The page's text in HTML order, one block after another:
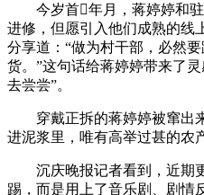
今岁首年月，蒋婷婷和驻
进修，但愿引入他们成熟的线
分享道：“做为村干部，必然
货。”这句话给蒋婷婷带来了
去尝尝”。
穿戴正拆的蒋婷婷被窜出来
进泥浆里，唯有高举过甚的农
沉庆晚报记者看到，近期
踢，而是用上了音乐剧、剧情